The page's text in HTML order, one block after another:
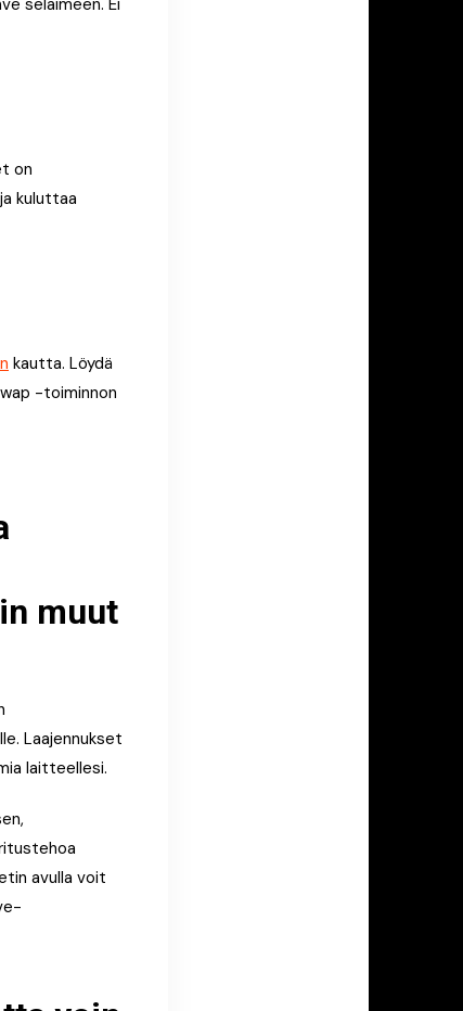
selaimeen. Ei
on
kuluttaa
kautta. Löydä
-toiminnon
muut
Laajennukset
laitteellesi.
avulla voit